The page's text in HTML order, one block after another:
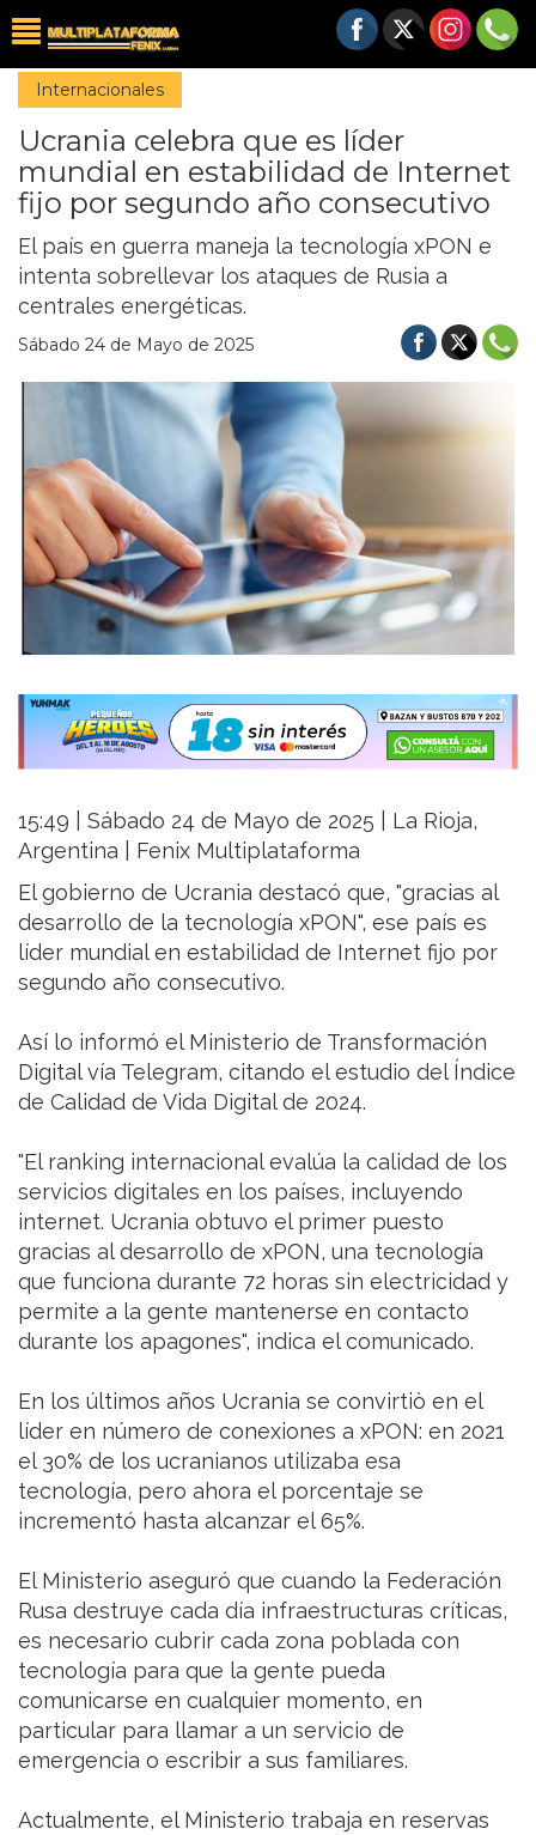
Internacionales
Ucrania celebra que es líder
mundial en estabilidad de Internet
fijo por segundo año consecutivo
El país en guerra maneja la tecnología xPON e
intenta sobrellevar los ataques de Rusia a
centrales energéticas.
Sábado 24 de Mayo de 2025
15:49 | Sábado 24 de Mayo de 2025 | La Rioja,
Argentina | Fenix Multiplataforma
El gobierno de Ucrania destacó que, "gracias al
desarrollo de la tecnología xPON", ese país es
líder mundial en estabilidad de Internet fijo por
segundo año consecutivo.
Así lo informó el Ministerio de Transformación
Digital vía Telegram, citando el estudio del Índice
de Calidad de Vida Digital de 2024.
"El ranking internacional evalúa la calidad de los
servicios digitales en los países, incluyendo
internet. Ucrania obtuvo el primer puesto
gracias al desarrollo de xPON, una tecnología
que funciona durante 72 horas sin electricidad y
permite a la gente mantenerse en contacto
durante los apagones", indica el comunicado.
En los últimos años Ucrania se convirtiò en el
líder en número de conexiones a xPON: en 2021
el 30% de los ucranianos utilizaba esa
tecnología, pero ahora el porcentaje se
incrementó hasta alcanzar el 65%.
El Ministerio aseguró que cuando la Federación
Rusa destruye cada día infraestructuras críticas,
es necesario cubrir cada zona poblada con
tecnología para que la gente pueda
comunicarse en cualquier momento, en
particular para llamar a un servicio de
emergencia o escribir a sus familiares.
Actualmente, el Ministerio trabaja en reservas